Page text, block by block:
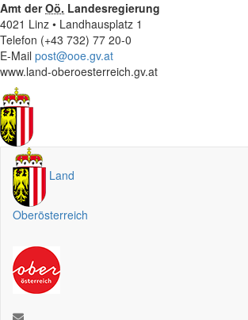
Amt derOö. Landesregierung
4021 Linz • Landhausplatz 1
Telefon (+43 732) 77 20-0
E-Mail post@ooe.gv.at
www.land-oberoesterreich.gv.at
Land
Oberösterreich